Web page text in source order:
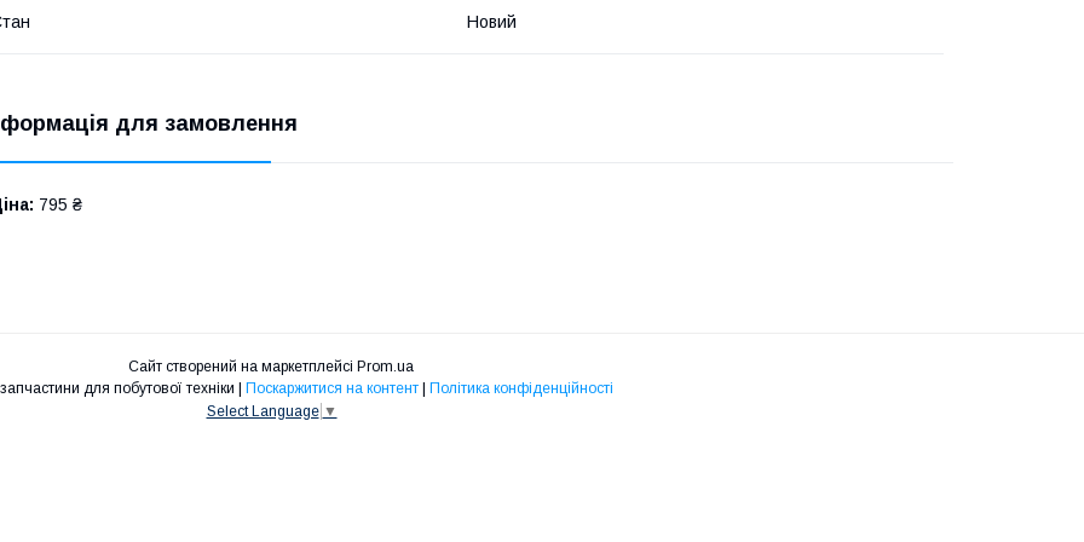
Новий
для замовлення
795 ₴
Сайт створений на маркетплейсі Prom.ua
SLSshop - запчастини для побутової техніки | Поскаржитися на контент | Політика конфіденційності
Select Language ▼